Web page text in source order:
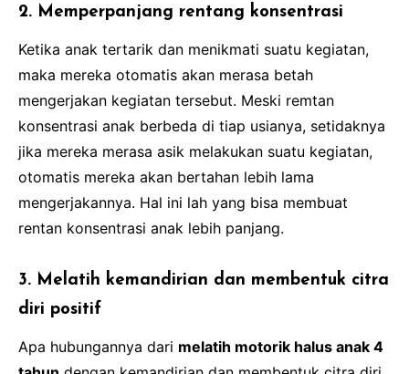
2. Memperpanjang rentang konsentrasi
Ketika anak tertarik dan menikmati suatu kegiatan,
maka mereka otomatis akan merasa betah
mengerjakan kegiatan tersebut. Meski remtan
konsentrasi anak berbeda di tiap usianya, setidaknya
jika mereka merasa asik melakukan suatu kegiatan,
otomatis mereka akan bertahan lebih lama
mengerjakannya. Hal ini lah yang bisa membuat
rentan konsentrasi anak lebih panjang.
3. Melatih kemandirian dan membentuk citra
diri positif
Apa hubungannya dari melatih motorik halus anak 4